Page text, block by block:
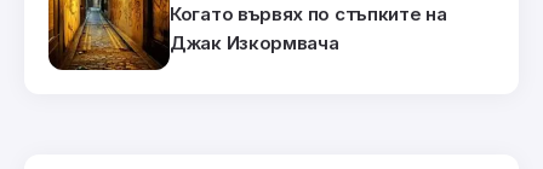
Когато вървях по стъпките на
Джак Изкормвача